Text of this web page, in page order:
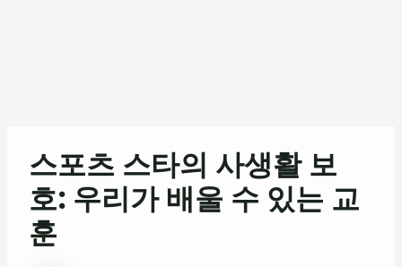
스포츠 스타의 사생활 보
호: 우리가 배울 수 있는 교
훈